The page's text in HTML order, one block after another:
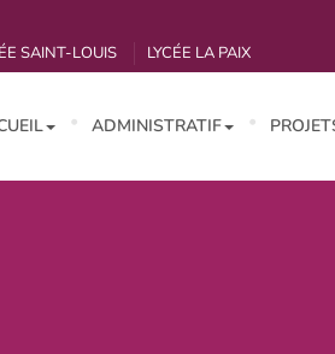
SAINT-LOUIS LYCÉE LA PAIX
ADMINISTRATIF